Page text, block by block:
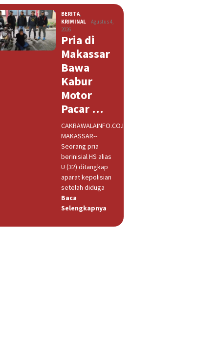
BERITA
KRIMINAL
Agustus 4,
2026
Pria di
Makassar
Bawa
Kabur
Motor
Pacar …
CAKRAWALAINFO.CO.ID,
MAKASSAR--
Seorang pria
berinisial HS alias
U (32) ditangkap
aparat kepolisian
setelah diduga
Baca
Selengkapnya